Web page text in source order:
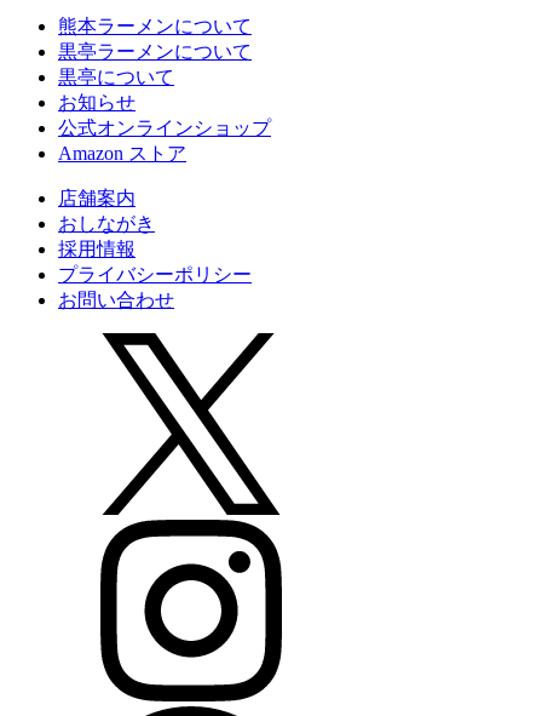
熊本ラーメンについて
黒亭ラーメンについて
黒亭について
お知らせ
公式オンラインショップ
Amazon ストア
店舗案内
おしながき
採用情報
プライバシーポリシー
お問い合わせ